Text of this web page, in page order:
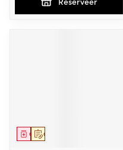
Op voorschrift
Geneesmiddel